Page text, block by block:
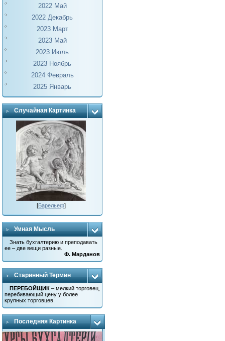
2022 Май
2022 Декабрь
2023 Март
2023 Май
2023 Июль
2023 Ноябрь
2024 Февраль
2025 Январь
Случайная Картинка
[Барельеф]
Умная Мысль
Знать бухгалтерию и преподавать
ее – две вещи разные.
Ф. Марданов
Старинный Термин
ПЕРЕБОЙЩИК – мелкий торговец,
перебивающий цену у более
крупных торговцев.
Последняя Картинка